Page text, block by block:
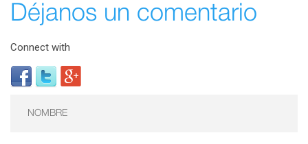
Déjanos un comentario
Connect with